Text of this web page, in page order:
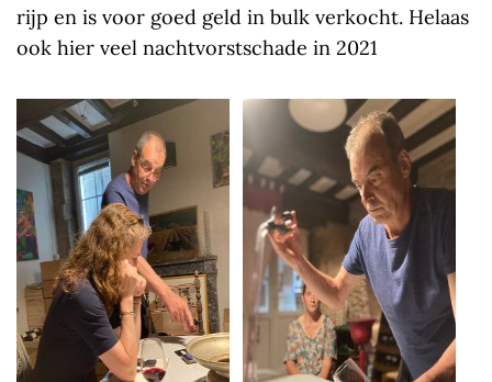
rijp en is voor goed geld in bulk verkocht. Helaas
ook hier veel nachtvorstschade in 2021